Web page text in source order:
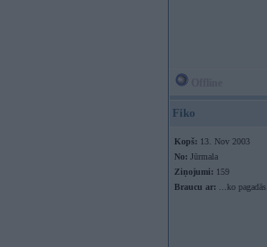
Fiko
Kopš: 13. Nov 2003
No: Jūrmala
Ziņojumi: 159
Braucu ar: ...ko pagadās